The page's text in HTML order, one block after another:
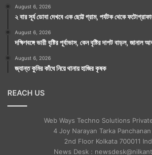
August 6, 2026
২ বার সূর্য ডোবা দেখবে এক ছোট্ট গ্রাম, পর্যটক থেকে
August 6, 2026
দক্ষিণবঙ্গে ভারী বৃষ্টির পূর্বাভাস, কেন বৃষ্টির দাপট বাড়ল, জানাল
August 6, 2026
জ্যান্ত কুমির কাঁধে নিয়ে থানায় হাজির কৃষক
REACH US
Web Ways Techno Solutions
4 Joy Narayan Tarka
2nd Floor Kolkata 700011
News Desk :